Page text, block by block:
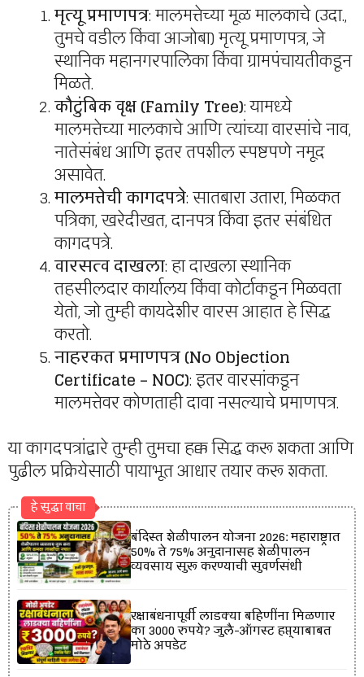
मृत्यू प्रमाणपत्र: मालमत्तेच्या मूळ मालकाचे (उदा.,
तुमचे वडील किंवा आजोबा) मृत्यू प्रमाणपत्र, जे
स्थानिक महानगरपालिका किंवा ग्रामपंचायतीकडून
मिळते.
कौटुंबिक वृक्ष (Family Tree): यामध्ये
मालमत्तेच्या मालकाचे आणि त्यांच्या वारसांचे नाव,
नातेसंबंध आणि इतर तपशील स्पष्टपणे नमूद
असावेत.
मालमत्तेची कागदपत्रे: सातबारा उतारा, मिळकत
पत्रिका, खरेदीखत, दानपत्र किंवा इतर संबंधित
कागदपत्रे.
वारसत्व दाखला: हा दाखला स्थानिक
तहसीलदार कार्यालय किंवा कोर्टाकडून मिळवता
येतो, जो तुम्ही कायदेशीर वारस आहात हे सिद्ध
करतो.
नाहरकत प्रमाणपत्र (No Objection
Certificate – NOC): इतर वारसांकडून
मालमत्तेवर कोणताही दावा नसल्याचे प्रमाणपत्र.
या कागदपत्रांद्वारे तुम्ही तुमचा हक्क सिद्ध करू शकता आणि
पुढील प्रक्रियेसाठी पायाभूत आधार तयार करू शकता.
हे सुद्धा वाचा
बंदिस्त शेळीपालन योजना 2026: महाराष्ट्रात
50% ते 75% अनुदानासह शेळीपालन
व्यवसाय सुरू करण्याची सुवर्णसंधी
रक्षाबंधनापूर्वी लाडक्या बहिणींना मिळणार
का 3000 रुपये? जुलै-ऑगस्ट हप्त्याबाबत
मोठे अपडेट